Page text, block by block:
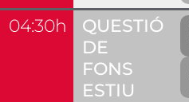
04:30h
QUESTIÓ
DE
FONS
ESTIU